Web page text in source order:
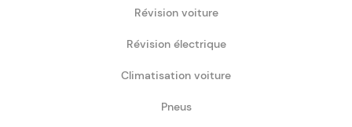
Révision voiture
Révision électrique
Climatisation voiture
Pneus